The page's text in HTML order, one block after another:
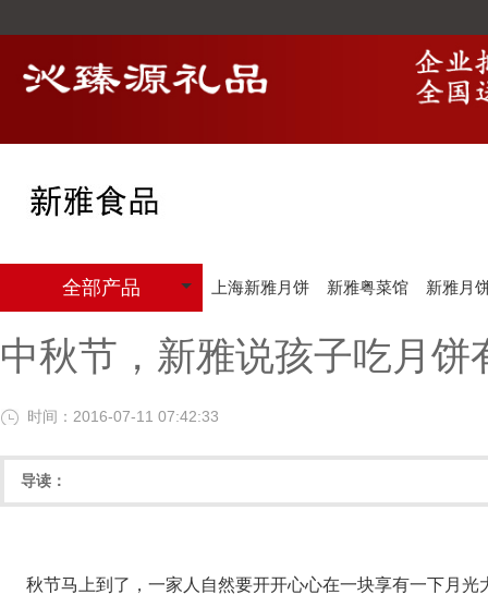
全部产品 上海新雅月饼 新雅粤菜馆 新雅月
中秋节，新雅说孩子吃月饼
时间：2016-07-11 07:42:33
导读：
秋节马上到了，一家人自然要开开心心在一块享有一下月光